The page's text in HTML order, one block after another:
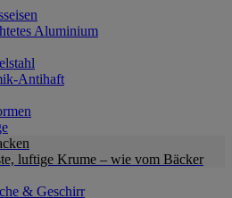
Aluminium
Antihaft
luftige Krume – wie vom Bäcker
& Geschirr